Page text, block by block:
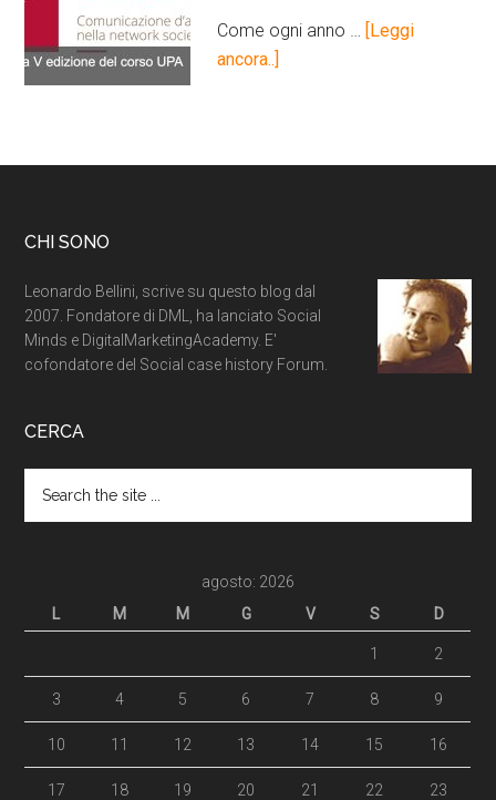
Come ogni anno … [Leggi
ancora..]
CHI SONO
Leonardo Bellini, scrive su questo blog dal
2007. Fondatore di DML, ha lanciato Social
Minds e DigitalMarketingAcademy. E'
cofondatore del Social case history Forum.
CERCA
agosto: 2026
L
M M G V S D
1 2
3 4 5 6 7 8 9
10 11 12 13 14 15 16
17 18 19 20 21 22 23